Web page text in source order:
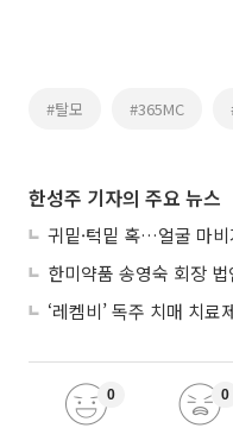
#탈모 #365MC
한성주 기자의 주요 뉴스
귀밑·턱밑 혹…얼굴 마비
‘레켐비’ 독주 치매 치
0 0